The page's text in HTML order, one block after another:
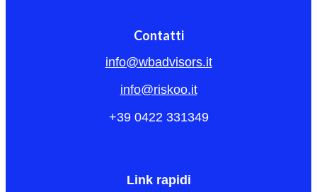
Contatti
info@wbadvisors.it
info@riskoo.it
+39 0422 331349
Link rapidi